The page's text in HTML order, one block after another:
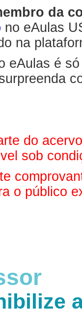
da
no eAulas
na
eAulas é
do
sob
o público